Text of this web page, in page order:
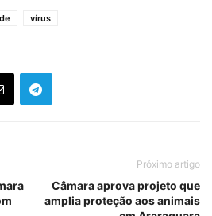
vírus
Próximo artigo
Câmara aprova projeto que
amplia proteção aos animais